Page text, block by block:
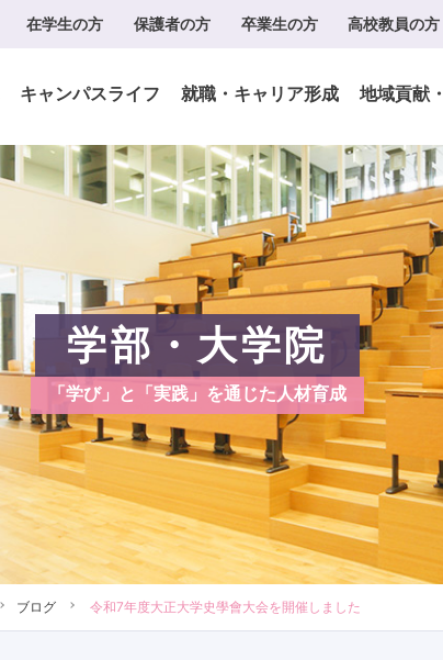
在学生の方 保護者の方 卒業生の方 高校教員の方
キャンパスライフ 就職・キャリア形成 地域貢献
学部・大学院
「学び」と「実践」を通じた人材育成
ブログ 令和7年度大正大学史學會大会を開催しました